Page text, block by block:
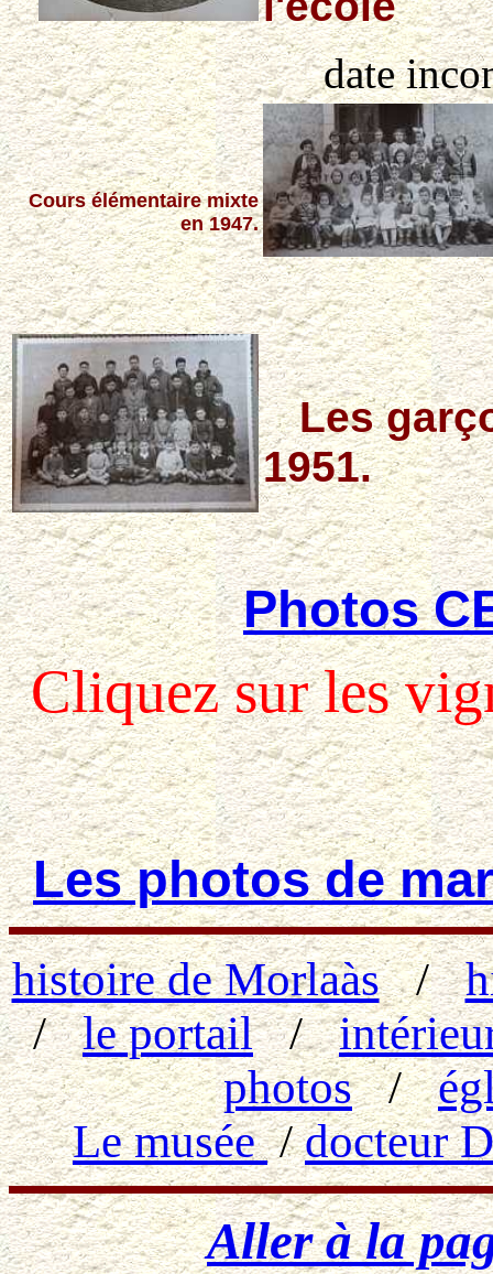
date
Cours élémentaire mixte
en 1947.
Les
1951.
Photos
Cliquez sur les
Les photos de
histoire de Morlaàs/
/le portail/
photos/
Le musée/docteur
Aller à la